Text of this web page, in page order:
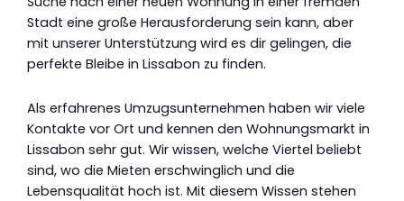
Stadt eine große Herausforderung sein kann, aber
mit unserer Unterstützung wird es dir gelingen, die
perfekte Bleibe in Lissabon zu finden.
Als erfahrenes Umzugsunternehmen haben wir viele
Kontakte vor Ort und kennen den Wohnungsmarkt in
Lissabon sehr gut. Wir wissen, welche Viertel beliebt
sind, wo die Mieten erschwinglich und die
Lebensqualität hoch ist. Mit diesem Wissen stehen